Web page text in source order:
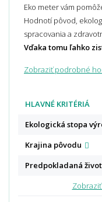
Eko meter vám
Hodnotí pôvod,
spracovania a
Vďaka tomu ľahko
Zobraziť podrobné
HLAVNÉ KRITÉRIÁ
Ekologická stopa
Krajina pôvodu
Predpokladaná